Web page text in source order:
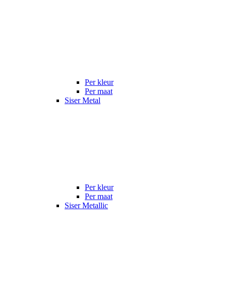
Per kleur
Per maat
Siser Metal
Per kleur
Per maat
Siser Metallic